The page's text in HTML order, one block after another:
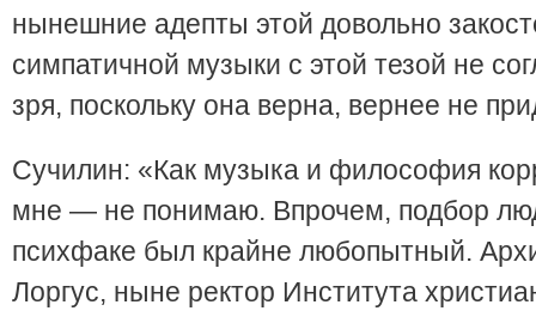
нынешние адепты этой довольно
симпатичной музыки с этой тезой не
зря, поскольку она верна, вернее не
Сучилин: «Как музыка и философия
мне — не понимаю. Впрочем, подбор
психфаке был крайне любопытный.
Лоргус, ныне ректор Института